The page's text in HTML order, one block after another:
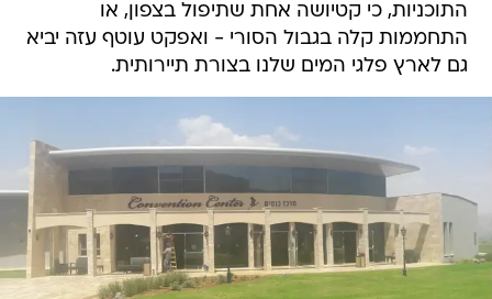
התוכניות, כי קטיושה אחת שתיפול בצפון, או
התחממות קלה בגבול הסורי - ואפקט עוטף עזה יביא
גם לארץ פלגי המים שלנו בצורת תיירותית.